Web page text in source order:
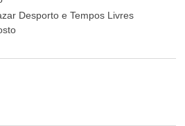
Desporto e Tempos Livres